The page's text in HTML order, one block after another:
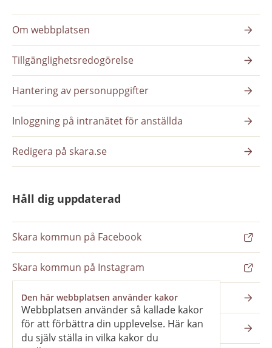
Den här webbplatsen använder kakor
Webbplatsen använder så kallade kakor
för att förbättra din upplevelse. Här kan
du själv ställa in vilka kakor du
Om webbplatsen
Tillgänglighetsredogörelse
Hantering av personuppgifter
Inloggning på intranätet för anställda
Redigera på skara.se
Håll dig uppdaterad
Skara kommun på Facebook
Skara kommun på Instagram
Nyhetsbrev
Pressrum